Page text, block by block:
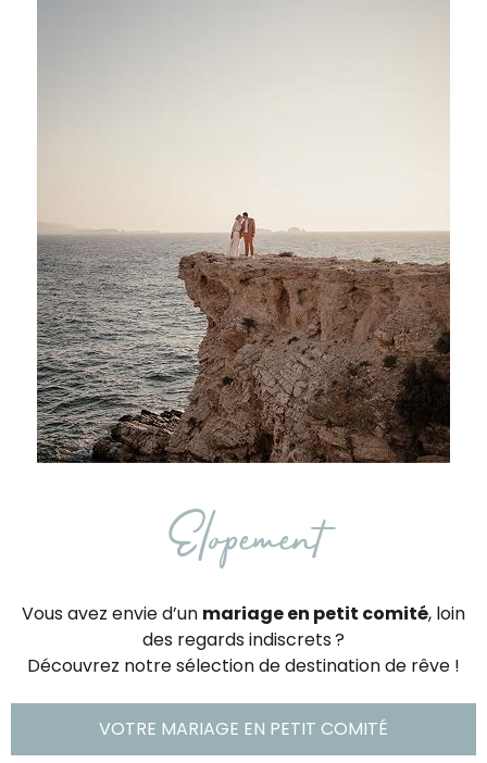
Elopement
Vous avez envie d’un mariage en petit comité, loin
des regards indiscrets ?
Découvrez notre sélection de destination de rêve !
VOTRE MARIAGE EN PETIT COMITÉ